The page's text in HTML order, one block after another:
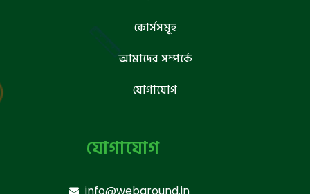
কোর্সসমূহ
আমাদের সম্পর্কে
যোগাযোগ
যোগাযোগ